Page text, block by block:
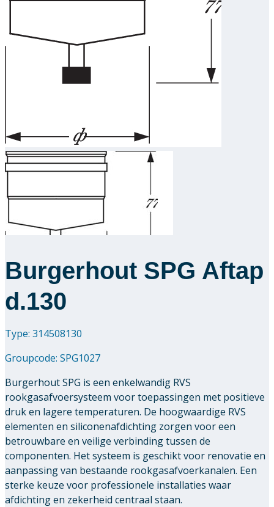
Downloads
Contact
Burgerhout SPG Aftap
d.130
Type: 314508130
Groupcode: SPG1027
Burgerhout SPG is een enkelwandig RVS
rookgasafvoersysteem voor toepassingen met positieve
druk en lagere temperaturen. De hoogwaardige RVS
elementen en siliconenafdichting zorgen voor een
betrouwbare en veilige verbinding tussen de
componenten. Het systeem is geschikt voor renovatie en
aanpassing van bestaande rookgasafvoerkanalen. Een
sterke keuze voor professionele installaties waar
afdichting en zekerheid centraal staan.